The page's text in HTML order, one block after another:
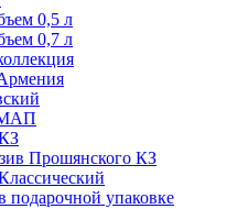
0,5 л
0,7 л
МАП
Прошянского КЗ
подарочной упаковке